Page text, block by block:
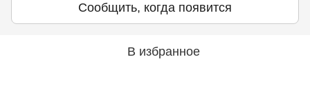
Сообщить, когда появится
В избранное